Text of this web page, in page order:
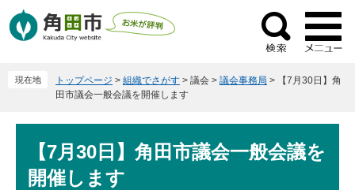
ー
ニ
検
索
現在地 トップページ > 組織でさがす > 議会 > 議会事務局 >
【7月30日】角
田市議会一般会議を開催します
【7月30日】角田市議会一般会議を
開催します